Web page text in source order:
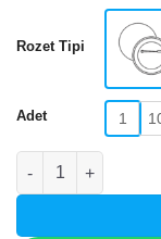
Rozet Tipi
Adet 1
I Love Palestine